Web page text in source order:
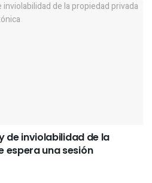
de inviolabilidad de la
espera una sesión